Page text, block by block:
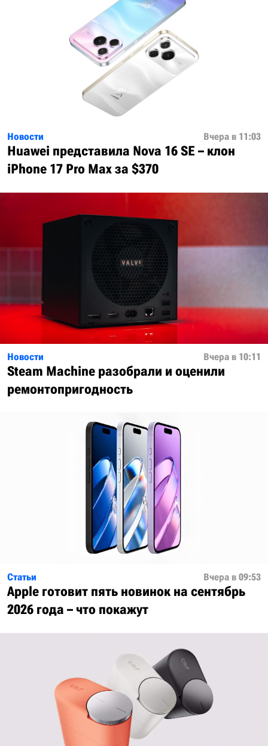
Новости Вчера в 11:03
Huawei представила Nova 16 SE – клон
iPhone 17 Pro Max за $370
Новости Вчера в 10:11
Steam Machine разобрали и оценили
ремонтопригодность
Статьи Вчера в 09:53
Apple готовит пять новинок на сентябрь
2026 года – что покажут